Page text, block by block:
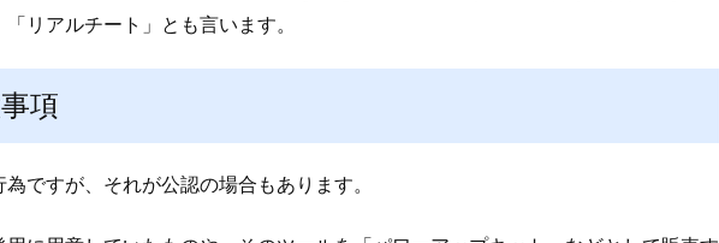
リアルチート」とも言います。
項
ですが、それが公認の場合もあります。